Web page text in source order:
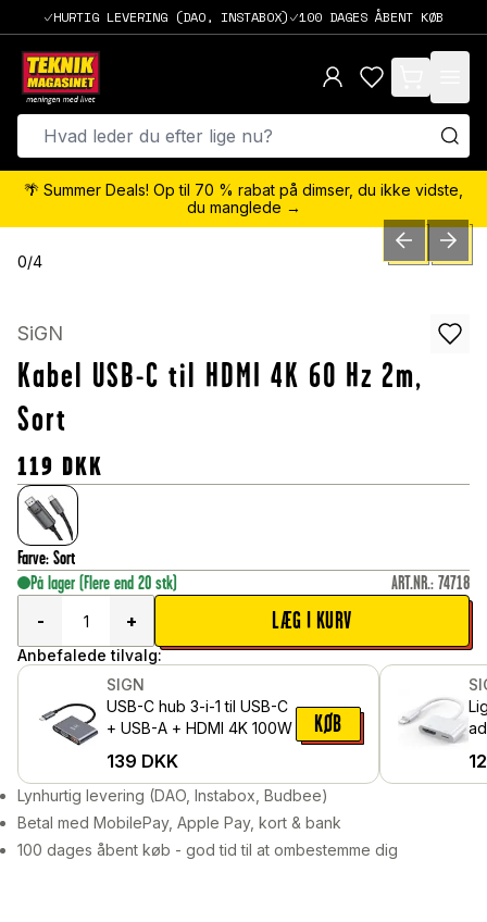
HURTIG LEVERING (DAO, INSTABOX) 100 DAGES ÅBENT KØB
items in cart,
🌴 Summer Deals! Op til 70 % rabat på dimser, du ikke vidste,
du manglede →
0/4 PREVIOUSNEXT
SiGN
Kabel USB-C til HDMI 4K 60 Hz 2m,
Sort
119 DKK
Farve: Sort
På lager (Flere end 20 stk) ART.NR.: 74718
-
+ LÆG I KURV
Anbefalede tilvalg:
SIGN
USB-C hub 3-i-1 til USB-C
+ USB-A + HDMI 4K 100W
139 DKK
KØB
Lynhurtig levering (DAO, Instabox, Budbee)
Betal med MobilePay, Apple Pay, kort & bank
100 dages åbent køb - god tid til at ombestemme dig